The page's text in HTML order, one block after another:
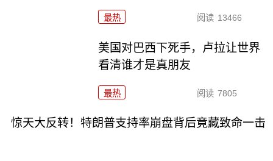
最热 阅读 13466
美国对巴西下死手，卢拉让世界
看清谁才是真朋友
最热 阅读 7805
惊天大反转！特朗普支持率崩盘背后竟藏致命一击